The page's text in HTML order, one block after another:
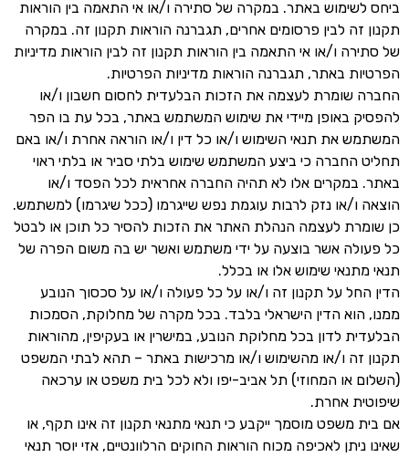
ביחס לשימוש באתר. במקרה של סתירה ו/או אי התאמה בין הוראות
תקנון זה לבין פרסומים אחרים, תגברנה הוראות תקנון זה. במקרה
של סתירה ו/או אי התאמה בין הוראות תקנון זה לבין הוראות מדיניות
הפרטיות באתר, תגברנה הוראות מדיניות הפרטיות.
החברה שומרת לעצמה את הזכות הבלעדית לחסום חשבון ו/או
להפסיק באופן מיידי את שימוש המשתמש באתר, בכל עת בו הפר
המשתמש את תנאי השימוש ו/או כל דין ו/או הוראה אחרת ו/או באם
תחליט החברה כי ביצע המשתמש שימוש בלתי סביר או בלתי ראוי
באתר. במקרים אלו לא תהיה החברה אחראית לכל הפסד ו/או
הוצאה ו/או נזק לרבות עוגמת נפש שייגרמו (ככל שיגרמו) למשתמש.
כן שומרת לעצמה הנהלת האתר את הזכות להסיר כל תוכן או לבטל
כל פעולה אשר בוצעה על ידי משתמש ואשר יש בה משום הפרה של
תנאי מתנאי שימוש אלו או בכלל.
הדין החל על תקנון זה ו/או על כל פעולה ו/או על סכסוך הנובע
ממנו, הוא הדין הישראלי בלבד. בכל מקרה של מחלוקת, הסמכות
הבלעדית לדון בכל מחלוקת הנובע, במישרין או בעקיפין, מהוראות
תקנון זה ו/או מהשימוש ו/או מרכישות באתר – תהא לבתי המשפט
(השלום או המחוזי) תל אביב-יפו ולא לכל בית משפט או ערכאה
שיפוטית אחרת.
אם בית משפט מוסמך ייקבע כי תנאי מתנאי תקנון זה אינו תקף, או
שאינו ניתן לאכיפה מכוח הוראות החוקים הרלוונטיים, אזי יוסר תנאי